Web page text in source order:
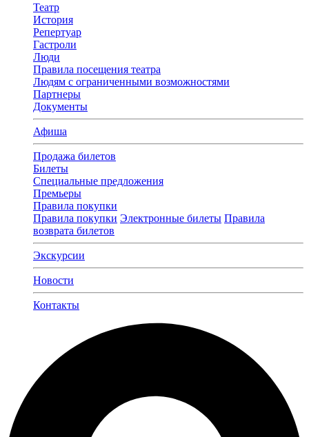
Театр
История
Репертуар
Гастроли
Люди
Правила посещения театра
Людям с ограниченными возможностями
Партнеры
Документы
Афиша
Продажа билетов
Билеты
Специальные предложения
Премьеры
Правила покупки
Правила покупки Электронные билеты Правила
возврата билетов
Экскурсии
Новости
Контакты